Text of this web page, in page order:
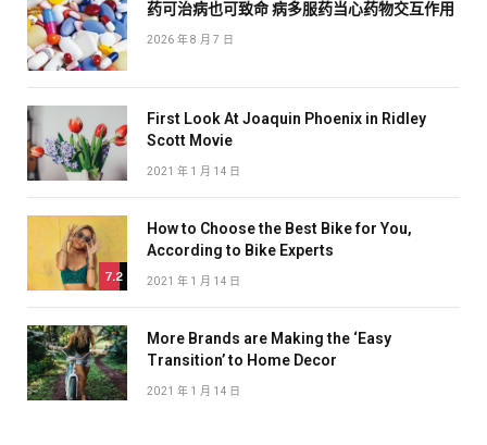
药可治病也可致命 病多服药当心药物交互作用
2026 年 8 月 7 日
First Look At Joaquin Phoenix in Ridley
Scott Movie
2021 年 1 月 14 日
7.2
How to Choose the Best Bike for You,
According to Bike Experts
2021 年 1 月 14 日
More Brands are Making the ‘Easy
Transition’ to Home Decor
2021 年 1 月 14 日